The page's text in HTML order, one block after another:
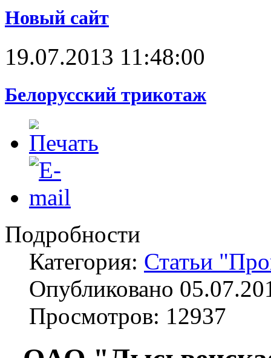
Новый сайт
19.07.2013 11:48:00
Белорусский трикотаж
Подробности
Категория: Статьи
Опубликовано
Просмотров: 12937